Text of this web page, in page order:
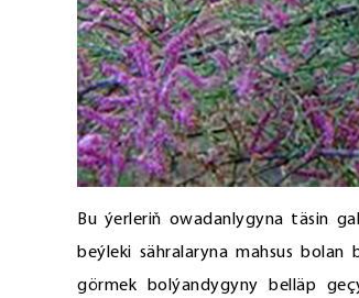
Bu ýerleriň owadanlygyna täsin
beýleki sähralaryna mahsus
görmek bolýandygyny belläp